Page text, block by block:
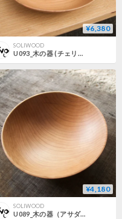
¥6,380
SOLIWOOD
U093_木の器 (チェリー材)
¥4,180
SOLIWOOD
U089_木の器（アサダ材）